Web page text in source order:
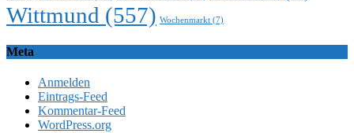
Wittmund (557) Wochenmarkt (7)
Meta
Anmelden
Eintrags-Feed
Kommentar-Feed
WordPress.org